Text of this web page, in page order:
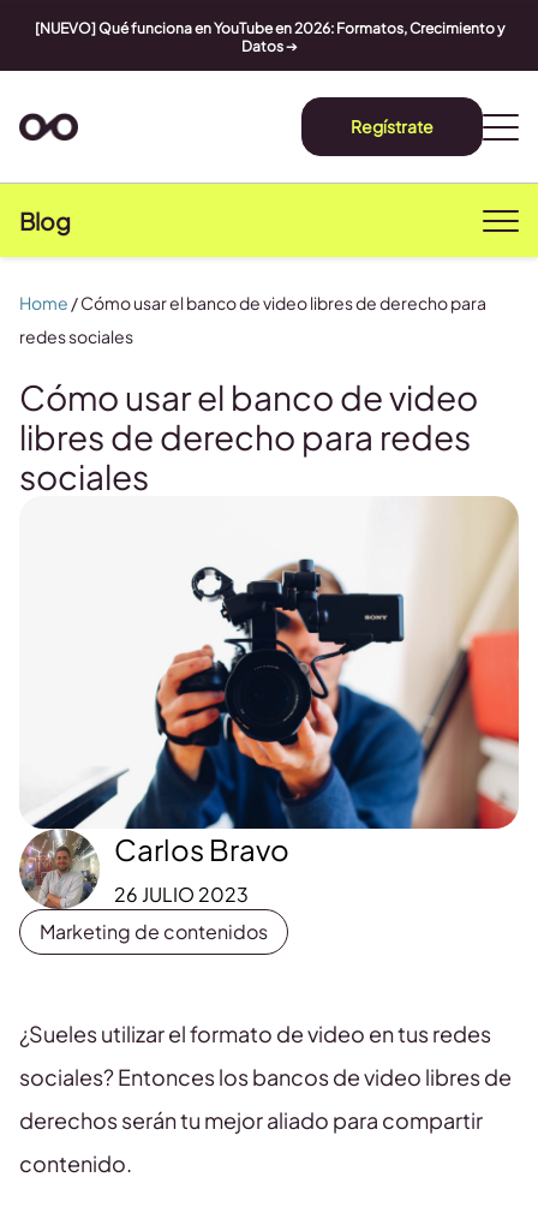
[NUEVO] Qué funciona en YouTube en 2026: Formatos, Crecimiento y
Datos➔
Regístrate
Blog
Cómo usar el banco de video
libres de derecho para redes
sociales
Carlos Bravo
26 JULIO 2023
Marketing de contenidos
Home /Cómo usar el banco de video libres de derecho para
redes sociales
¿Sueles utilizar el formato de video en tus redes
sociales? Entonces los bancos de video libres de
derechos serán tu mejor aliado para compartir
contenido.